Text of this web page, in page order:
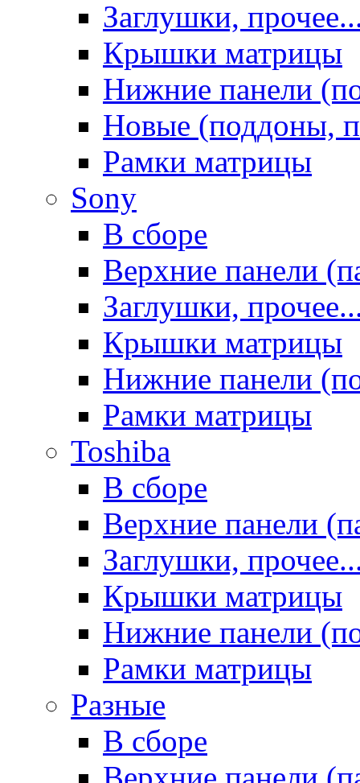
Заглушки,
Крышки матрицы
Нижние панели
Новые (поддоны,
Рамки матрицы
Sony
В сборе
Верхние панели
Заглушки,
Крышки матрицы
Нижние панели
Рамки матрицы
Toshiba
В сборе
Верхние панели
Заглушки,
Крышки матрицы
Нижние панели
Рамки матрицы
Разные
В сборе